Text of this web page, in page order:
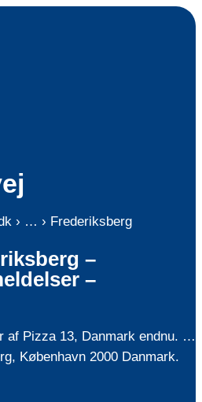
› … › Frederiksberg
–
–
af Pizza 13, Danmark endnu. …
København 2000 Danmark.